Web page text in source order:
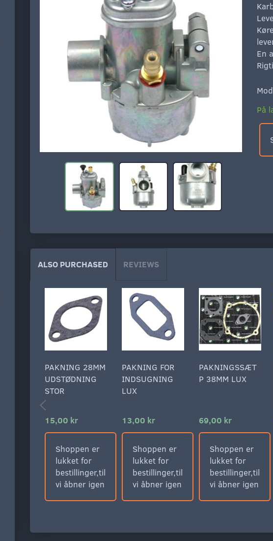
En
På
ALSO PURCHASED REVIEWS
PAKNING 28MM
UDSTØDNING
STOR
15,00 kr
Shoppen er
lukket for
bestillinger,til
vi åbner igen
PAKNING FOR
INDSUGNING
LUX
13,00 kr
Shoppen er
lukket for
bestillinger,til
vi åbner igen
PAKNINGSSÆT
P 38MM LUX
69,00 kr
Shoppen er
lukket for
bestillinger,til
vi åbner igen